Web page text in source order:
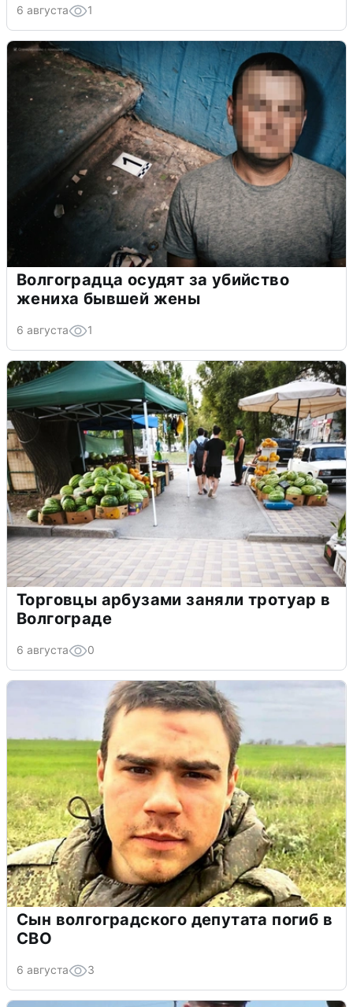
6 августа 1
Волгоградца осудят за убийство
жениха бывшей жены
6 августа 1
Торговцы арбузами заняли тротуар в
Волгограде
6 августа 0
Сын волгоградского депутата погиб в
СВО
6 августа 3